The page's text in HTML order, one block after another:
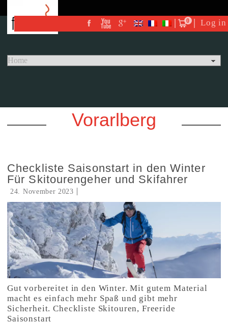
0 Log in
Vorarlberg
Checkliste Saisonstart in den Winter
Für Skitourengeher und Skifahrer
24. November 2023
Gut vorbereitet in den Winter. Mit gutem Material
macht es einfach mehr Spaß und gibt mehr
Sicherheit. Checkliste Skitouren, Freeride
Saisonstart